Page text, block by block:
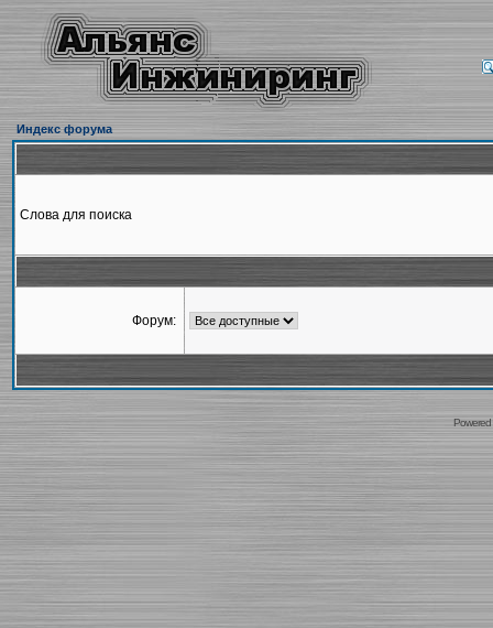
Индекс форума
Слова для поиска
Форум: